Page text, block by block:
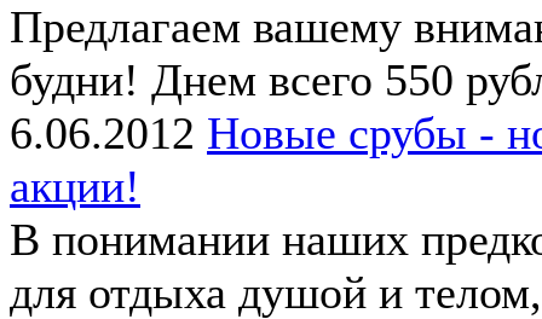
Предлагаем вашему
будни! Днем всего 550
6.06.2012 Новые срубы -
акции!
В понимании наших
для отдыха душой и